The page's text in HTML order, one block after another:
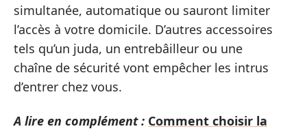
simultanée, automatique ou sauront limiter
l’accès à votre domicile. D’autres accessoires
tels qu’un juda, un entrebâilleur ou une
chaîne de sécurité vont empêcher les intrus
d’entrer chez vous.
A lire en complément : Comment choisir la